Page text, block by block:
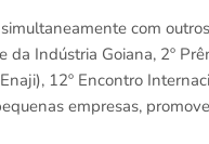
com
Indústria Goiana, 2º
12º Encontro
empresas,